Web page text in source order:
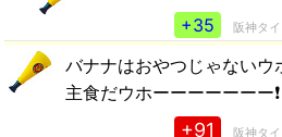
+35
阪神タイ
バナナはおやつじゃないウ
主食だウホーーーーーーー❗
+91 阪神タイ